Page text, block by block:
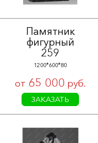
Памятник
фигурный
259
1200*600*80
от 65 000 руб.
ЗАКАЗАТЬ